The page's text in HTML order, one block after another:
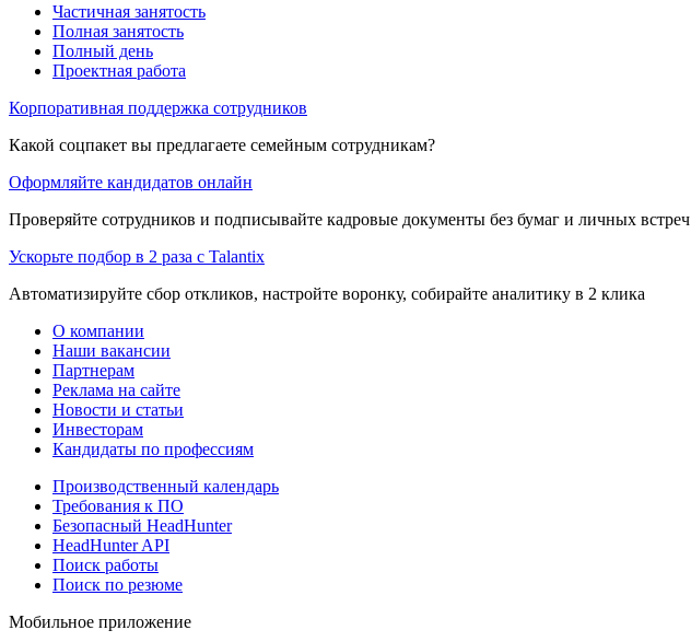
Частичная занятость
Полная занятость
Полный день
Проектная работа
Корпоративная поддержка сотрудников
Какой соцпакет вы предлагаете семейным сотрудникам?
Оформляйте кандидатов онлайн
Проверяйте сотрудников и подписывайте кадровые документы без бумаг и личных встреч
Ускорьте подбор в 2 раза с Talantix
Автоматизируйте сбор откликов, настройте воронку, собирайте аналитику в 2 клика
О компании
Наши вакансии
Партнерам
Реклама на сайте
Новости и статьи
Инвесторам
Кандидаты по профессиям
Производственный календарь
Требования к ПО
Безопасный HeadHunter
HeadHunter API
Поиск работы
Поиск по резюме
Мобильное приложение